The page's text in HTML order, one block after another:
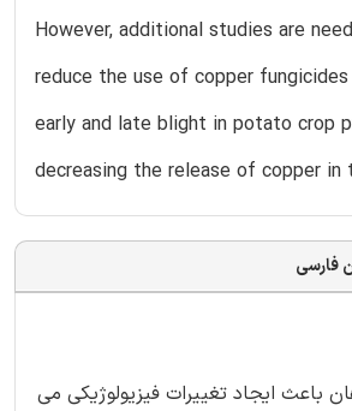
However, additional studies are
reduce the use of copper
early and late blight in potato crop
decreasing the release of copper in
فارسی
باعث ایجاد تغییرات فیزیولوژیکی می